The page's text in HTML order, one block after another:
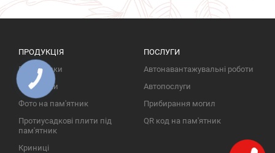
ПРОДУКЦІЯ
Пам'ятники
Надгробки
Фото на пам'ятник
Протиусадкові плити під
пам'ятник
Криниці
ПОСЛУГИ
Автонавантажувальні роботи
Автопослуги
Прибирання могил
QR код на пам'ятник
КНОПКА
ЗВ'ЯЗКУ